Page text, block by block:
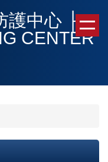
護中心 ├
CENTER